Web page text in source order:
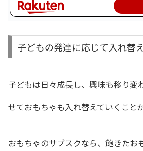
子どもの発達に応じて入れ替
子どもは日々成長し、興味も移り変
せておもちゃも入れ替えていくこと
おもちゃのサブスクなら、飽きたお